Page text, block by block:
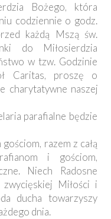
Bożego, która
codziennie o godz.
każdą Mszą św.
do Miłosierdzia
w tzw. Godzinie
Caritas, proszę o
charytatywne naszej
parafialne będzie
razem z całą
i gościom,
Niech Radosne
Miłości i
ducha towarzyszy
dnia.